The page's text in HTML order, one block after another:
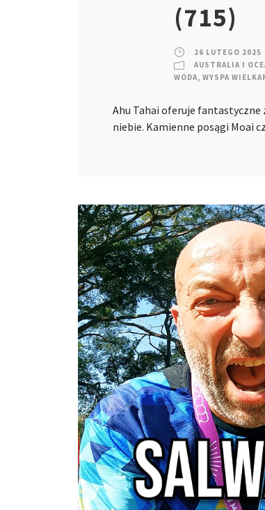
(715)
26 LUTEGO 2025
AUSTRALIA I
WODA, WYSPA
Ahu Tahai oferuje fantastyczne
niebie. Kamienne posągi Moai